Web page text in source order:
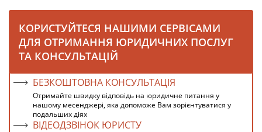
КОРИСТУЙТЕСЯ НАШИМИ СЕРВІСАМИ
ДЛЯ ОТРИМАННЯ ЮРИДИЧНИХ ПОСЛУГ
ТА КОНСУЛЬТАЦІЙ
БЕЗКОШТОВНА КОНСУЛЬТАЦІЯ
Отримайте швидку відповідь на юридичне питання у
нашому месенджері, яка допоможе Вам зорієнтуватися у
подальших діях
ВІДЕОДЗВІНОК ЮРИСТУ